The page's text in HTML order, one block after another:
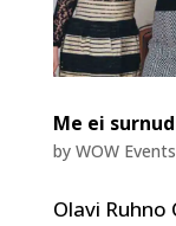
Me ei
by WOW Events
Olavi Ruhno